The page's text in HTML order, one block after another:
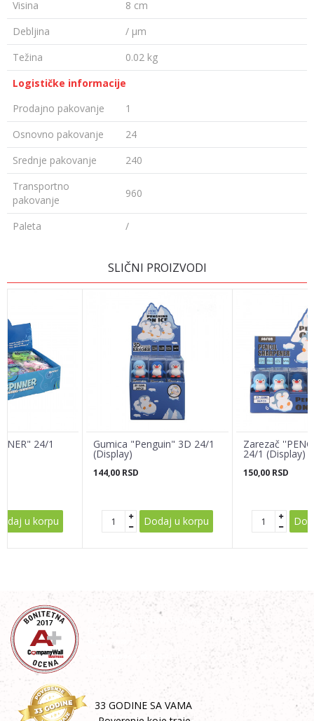
Visina
8 cm
Debljina
/ µm
Težina
0.02 kg
Logističke informacije
Prodajno pakovanje
1
Osnovno pakovanje
24
Srednje pakovanje
240
Transportno
pakovanje
960
Paleta /
Email adresa
Poruka
POŠALJI
SLIČNI PROIZVODI
24/1
u korpu
Gumica "Penguin" 3D 24/1
(Display)
144,00 RSD
Dodaj u korpu
Zarezač
24/1 (Display)
150,00 RSD
33 GODINE SA VAMA